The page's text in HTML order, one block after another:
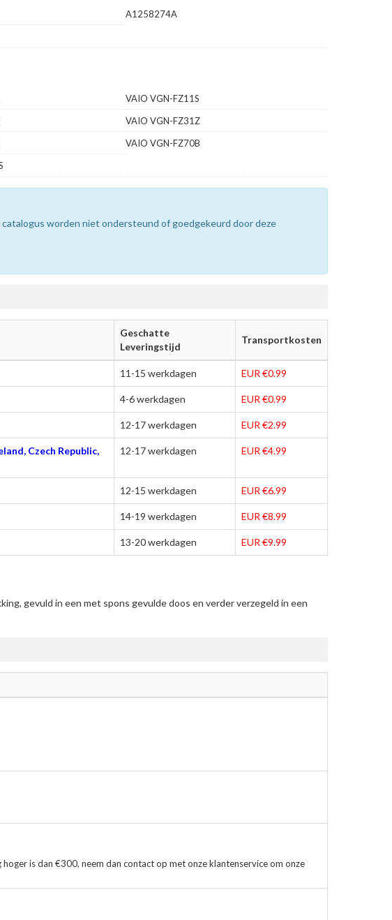
A1258274A
VAIO VGN-FZ11S
VAIO VGN-FZ31Z
VAIO VGN-FZ70B
worden niet ondersteund of goedgekeurd door deze
Geschatte
Leveringstijd
Transportkosten
11-15 werkdagen EUR €0.99
4-6 werkdagen EUR €0.99
12-17 werkdagen EUR €2.99
Czech Republic,
12-17 werkdagen EUR €4.99
12-15 werkdagen EUR €6.99
14-19 werkdagen EUR €8.99
13-20 werkdagen EUR €9.99
gevuld in een met spons gevulde doos en verder verzegeld in een
is dan €300, neem dan contact op met onze klantenservice om onze